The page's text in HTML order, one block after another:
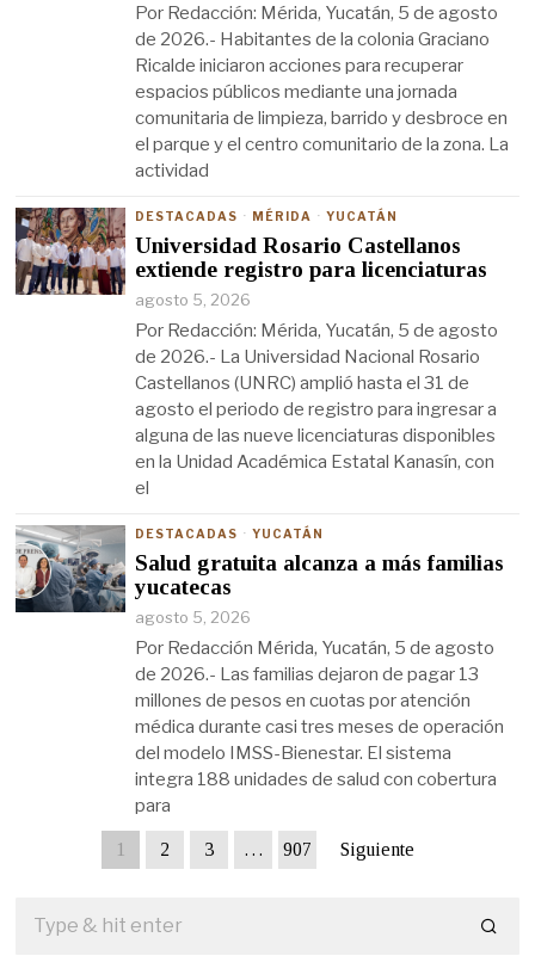
Por Redacción: Mérida, Yucatán, 5 de agosto
de 2026.- Habitantes de la colonia Graciano
Ricalde iniciaron acciones para recuperar
espacios públicos mediante una jornada
comunitaria de limpieza, barrido y desbroce en
el parque y el centro comunitario de la zona. La
actividad
DESTACADAS · MÉRIDA · YUCATÁN
Universidad Rosario Castellanos
extiende registro para licenciaturas
agosto 5, 2026
Por Redacción: Mérida, Yucatán, 5 de agosto
de 2026.- La Universidad Nacional Rosario
Castellanos (UNRC) amplió hasta el 31 de
agosto el periodo de registro para ingresar a
alguna de las nueve licenciaturas disponibles
en la Unidad Académica Estatal Kanasín, con
el
DESTACADAS · YUCATÁN
Salud gratuita alcanza a más familias
yucatecas
agosto 5, 2026
Por Redacción Mérida, Yucatán, 5 de agosto
de 2026.- Las familias dejaron de pagar 13
millones de pesos en cuotas por atención
médica durante casi tres meses de operación
del modelo IMSS-Bienestar. El sistema
integra 188 unidades de salud con cobertura
para
1 2 3 … 907 Siguiente